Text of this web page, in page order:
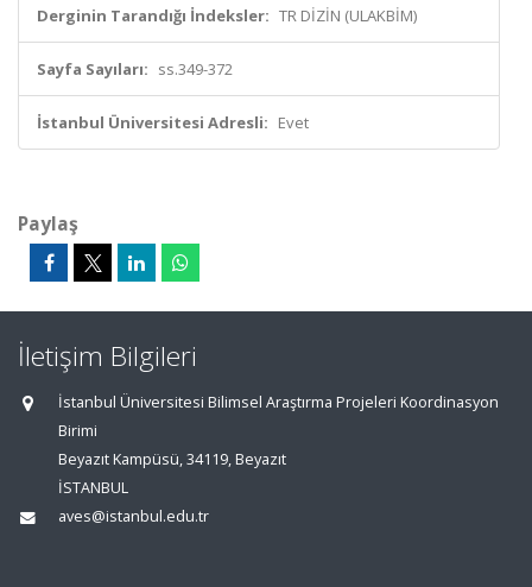
Derginin Tarandığı İndeksler: TR DİZİN (ULAKBİM)
Sayfa Sayıları: ss.349-372
İstanbul Üniversitesi Adresli: Evet
Paylaş
İletişim Bilgileri
İstanbul Üniversitesi Bilimsel Araştırma Projeleri Koordinasyon
Birimi
Beyazıt Kampüsü, 34119, Beyazıt
İSTANBUL
aves@istanbul.edu.tr